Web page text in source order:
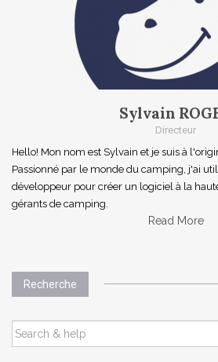
Sylvain
Directeur
Hello! Mon nom est Sylvain et je suis à
Passionné par le monde du camping, j'ai
développeur pour créer un logiciel à la
gérants de camping.
Read More
Recherche
SEARCH
FOR: